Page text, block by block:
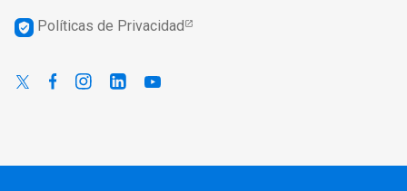
verified_user Políticas de Privacidad